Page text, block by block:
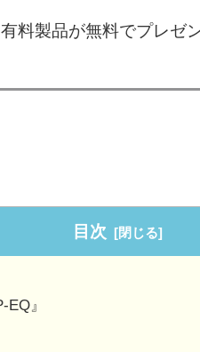
料製品が無料でプレゼ
目次
』